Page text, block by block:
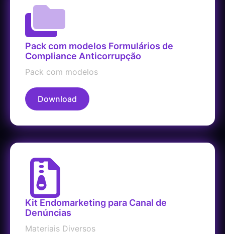
Pack com modelos Formulários de
Compliance Anticorrupção
Pack com modelos
Download
Kit Endomarketing para Canal de
Denúncias
Materiais Diversos